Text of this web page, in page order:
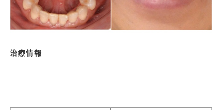
治療情報